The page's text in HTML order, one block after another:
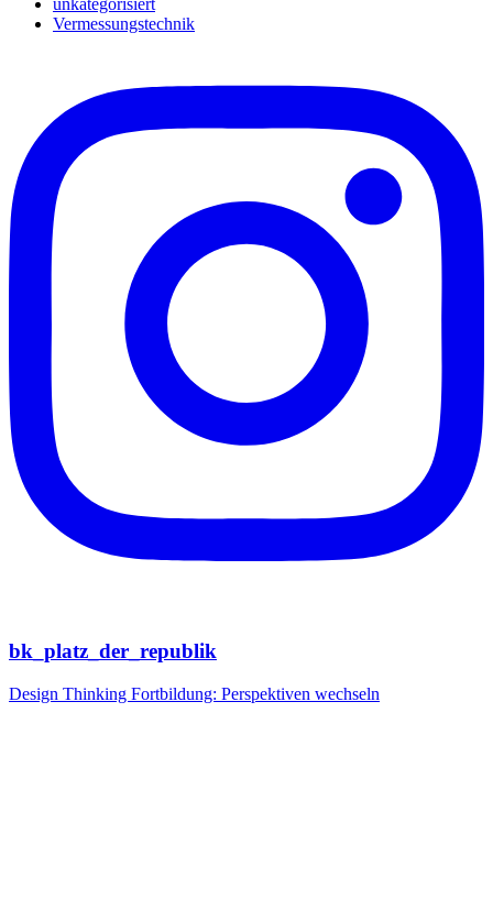
Vermessungstechnik
bk_platz_der_republik
Design Thinking Fortbildung: Perspektiven wechseln